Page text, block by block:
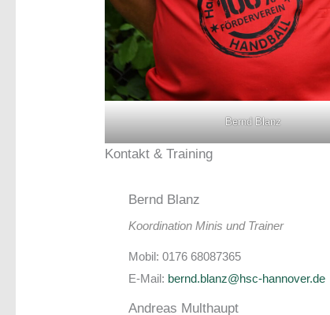
Bernd Blanz
Kontakt & Training
Bernd Blanz
Koordination Minis und Trainer
Mobil: 0176 68087365
E-Mail: bernd.blanz@hsc-hannover.de
Andreas Multhaupt